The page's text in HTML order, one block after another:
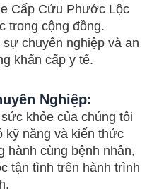
Cấp Cứu Phước Lộc
trong cộng đồng.
chuyên nghiệp và an
khẩn cấp y tế.
Nghiệp:
khỏe của chúng tôi
kỹ năng và kiến thức
hành cùng bệnh nhân,
tận tình trên hành trình